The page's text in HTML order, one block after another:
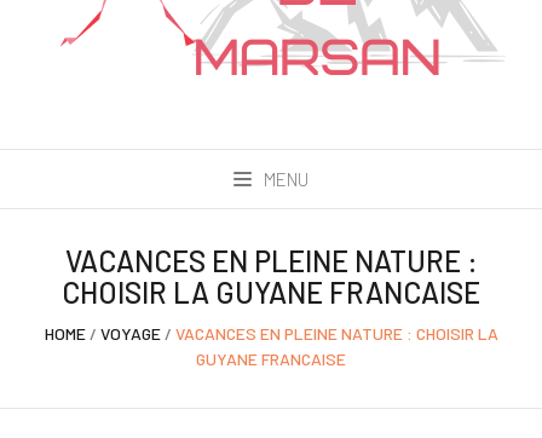
MENU
VACANCES EN PLEINE NATURE :
CHOISIR LA GUYANE FRANCAISE
HOME/ VOYAGE/ VACANCES EN PLEINE NATURE : CHOISIR LA
GUYANE FRANCAISE